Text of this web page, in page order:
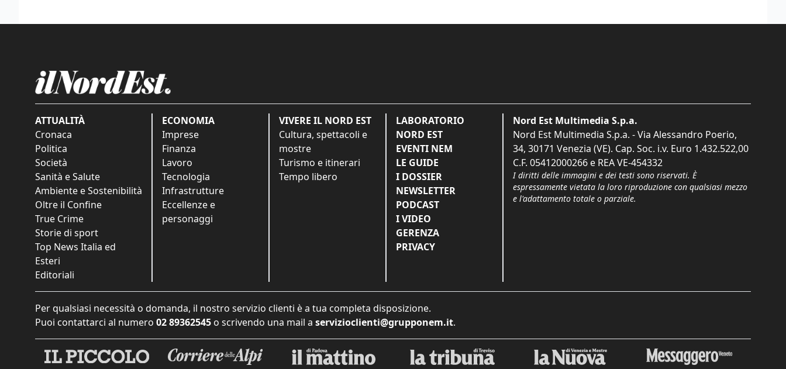
ATTUALITÀ
Cronaca
Politica
Società
Sanità e Salute
Ambiente e Sostenibilità
Oltre il Confine
True Crime
Storie di sport
Top News Italia ed
Esteri
Editoriali
ECONOMIA
Imprese
Finanza
Lavoro
Tecnologia
Infrastrutture
Eccellenze e
personaggi
VIVERE IL NORD EST
Cultura, spettacoli e
mostre
Turismo e itinerari
Tempo libero
LABORATORIO
NORD EST
EVENTI NEM
LE GUIDE
I DOSSIER
NEWSLETTER
PODCAST
I VIDEO
GERENZA
PRIVACY
Nord Est Multimedia S.p.a.
Nord Est Multimedia S.p.a. - Via Alessandro Poerio,
34, 30171 Venezia (VE). Cap. Soc. i.v. Euro 1.432.522,00
C.F. 05412000266 e REA VE-454332
I diritti delle immagini e dei testi sono riservati. È
espressamente vietata la loro riproduzione con qualsiasi mezzo
e l'adattamento totale o parziale.
Per qualsiasi necessità o domanda, il nostro servizio clienti è a tua completa disposizione.
Puoi contattarci al numero 02 89362545 o scrivendo una mail a servizioclienti@grupponem.it.